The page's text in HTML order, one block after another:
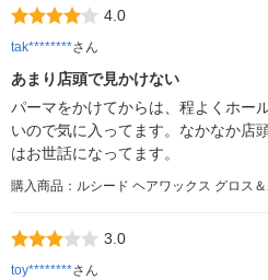
4.0
tak********さん
あまり店頭で見かけない
パーマをかけてからは、程よくホー
いので気に入ってます。なかなか店
はお世話になってます。
購入商品：ルシード ヘアワックス グロス
3.0
toy********さん